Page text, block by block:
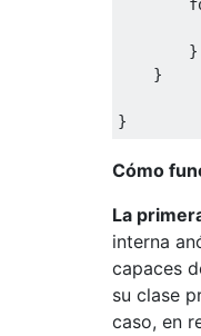
}
}
}
Cómo
La
interna
capaces
su clase
caso, en